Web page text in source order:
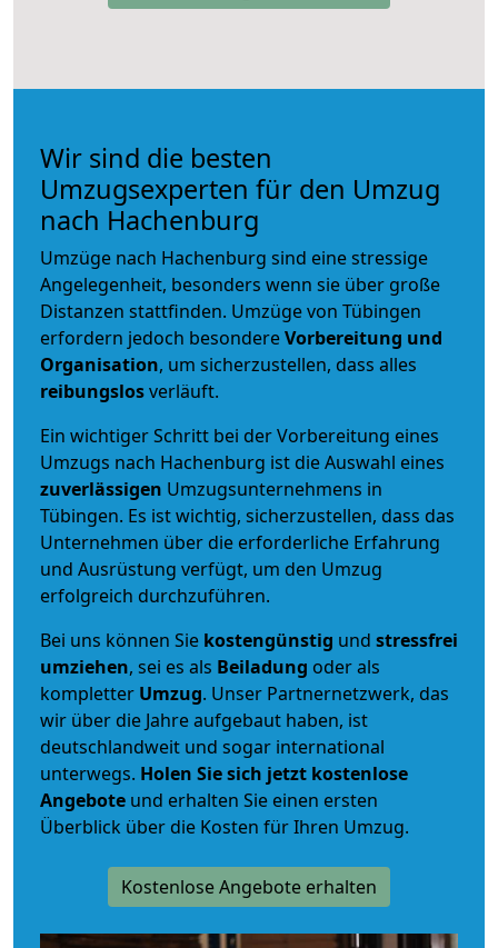
Wir sind die besten
Umzugsexperten für den Umzug
nach Hachenburg
Umzüge nach Hachenburg sind eine stressige
Angelegenheit, besonders wenn sie über große
Distanzen stattfinden. Umzüge von Tübingen
erfordern jedoch besondereVorbereitung und
Organisation, um sicherzustellen, dass alles
reibungslosverläuft.
Ein wichtiger Schritt bei der Vorbereitung eines
Umzugs nach Hachenburg ist die Auswahl eines
zuverlässigen Umzugsunternehmens in
Tübingen. Es ist wichtig, sicherzustellen, dass das
Unternehmen über die erforderliche Erfahrung
und Ausrüstung verfügt, um den Umzug
erfolgreich durchzuführen.
Bei uns können Sie kostengünstig und stressfrei
umziehen, sei es als Beiladung oder als
kompletter Umzug. Unser Partnernetzwerk, das
wir über die Jahre aufgebaut haben, ist
deutschlandweit und sogar international
unterwegs. Holen Sie sich jetzt kostenlose
Angebote und erhalten Sie einen ersten
Überblick über die Kosten für Ihren Umzug.
Kostenlose Angebote erhalten